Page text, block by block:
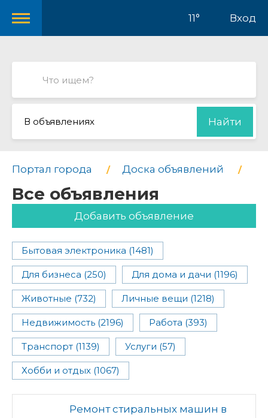
11° Вход
В объявлениях Найти
Портал города Доска объявлений
Все объявления
Добавить объявление
Бытовая электроника (1481)
Для бизнеса (250) Для дома и дачи (1196)
Животные (732) Личные вещи (1218)
Недвижимость (2196) Работа (393)
Транспорт (1139) Услуги (57)
Хобби и отдых (1067)
Ремонт стиральных машин в